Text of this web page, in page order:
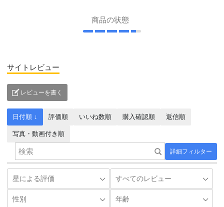
商品の状態
サイトレビュー
レビューを書く
詳細フィルター
日付順 ↓ 評価順 いいね数順 購入確認順 返信順
写真・動画付き順